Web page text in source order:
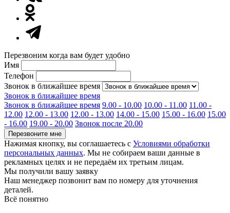
Перезвоним когда вам будет удобно
Имя
Телефон
Звонок в ближайшее время
Звонок в ближайшее время
Звонок в ближайшее время 9.00 - 10.00 10.00 - 11.00 11.00 -
12.00 12.00 - 13.00 12.00 - 13.00 14.00 - 15.00 15.00 - 16.00 15.00
- 16.00 19.00 - 20.00 Звонок после 20.00
Перезвоните мне
Нажимая кнопку, вы соглашаетесь с Условиями обработки
персональных данных. Мы не собираем ваши данные в
рекламных целях и не передаём их третьим лицам.
Мы получили вашу заявку
Наш менеджер позвонит вам по номеру для уточнения
деталей.
Всё понятно